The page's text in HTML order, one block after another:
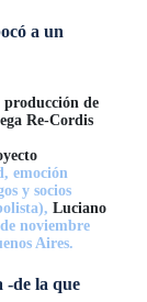
producción de
Re-Cordis
emoción
y socios
Luciano
noviembre
Aires.
-de la que